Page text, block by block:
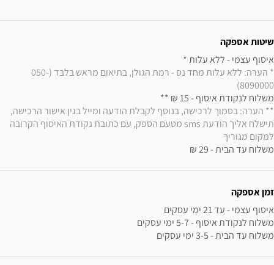
שיטות אספקה
איסוף עצמי - ללא עלות *
* הערה: ללא עלות מחד נס - רמת הגולן, בתיאום מראש בלבד (050-
8090000)
משלוח לנקודת איסוף - 15 ₪ **
למקום מגוריך
משלוח עד הבית - 29 ₪
זמן אספקה
משלוח עד הבית - 3-5 ימי עסקים